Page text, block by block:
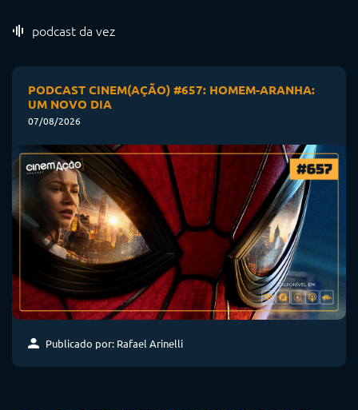
podcast da vez
PODCAST CINEM(AÇÃO) #657: HOMEM-ARANHA:
UM NOVO DIA
07/08/2026
Publicado por: Rafael Arinelli